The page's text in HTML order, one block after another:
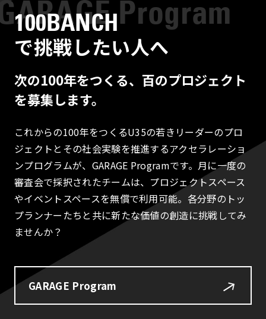
100BANCH
で挑戦したい人へ
次の100年をつくる、百のプロジェクト
を募集します。
これからの100年をつくるU35の若きリーダーのプロ
ジェクトとその社会実験を推進するアクセラレーショ
ンプログラムが、GARAGE Programです。月に一度の
審査会で採択されたチームは、プロジェクトスペース
やイベントスペースを無償で利用可能。各分野のトッ
プランナーたちと共に新たな価値の創造に挑戦してみ
ませんか？
GARAGE Program